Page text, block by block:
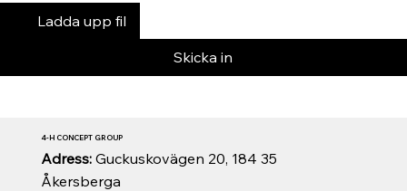
Ladda upp fil
Skicka in
Adress: Guckuskovägen 20, 184 35
Åkersberga
4-H CONCEPT GROUP